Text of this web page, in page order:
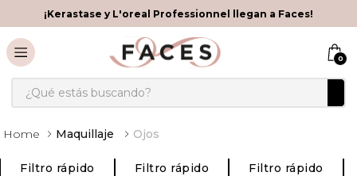
¡Kerastase y L'oreal Professionnel llegan a Faces!
0
¿Qué estás buscando?
Maquillaje Ojos
Filtro rápido Filtro rápido Filtro rápido